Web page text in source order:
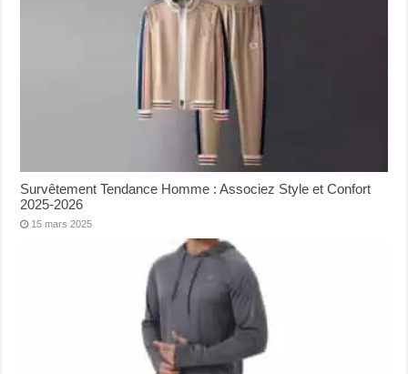
Survêtement Tendance Homme : Associez Style et Confort
2025-2026
15 mars 2025